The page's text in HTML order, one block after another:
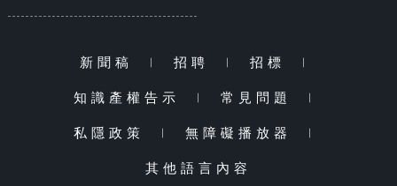
新聞稿 | 招聘 | 招標 |
知識產權告示 | 常見問題 |
私隱政策 | 無障礙播放器 |
其他語言內容